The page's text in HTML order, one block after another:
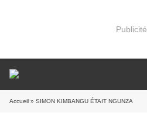
Publicité
Accueil » SIMON KIMBANGU ÉTAIT NGUNZA